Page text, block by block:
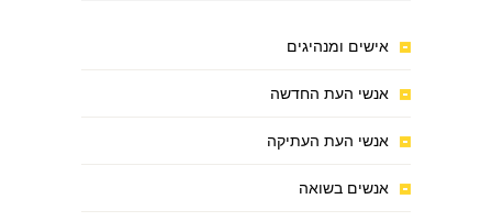
אישים ומנהיגים
אנשי העת החדשה
אנשי העת העתיקה
אנשים בשואה